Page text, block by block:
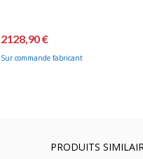
2128,90 €
Sur commande fabricant
PRODUITS